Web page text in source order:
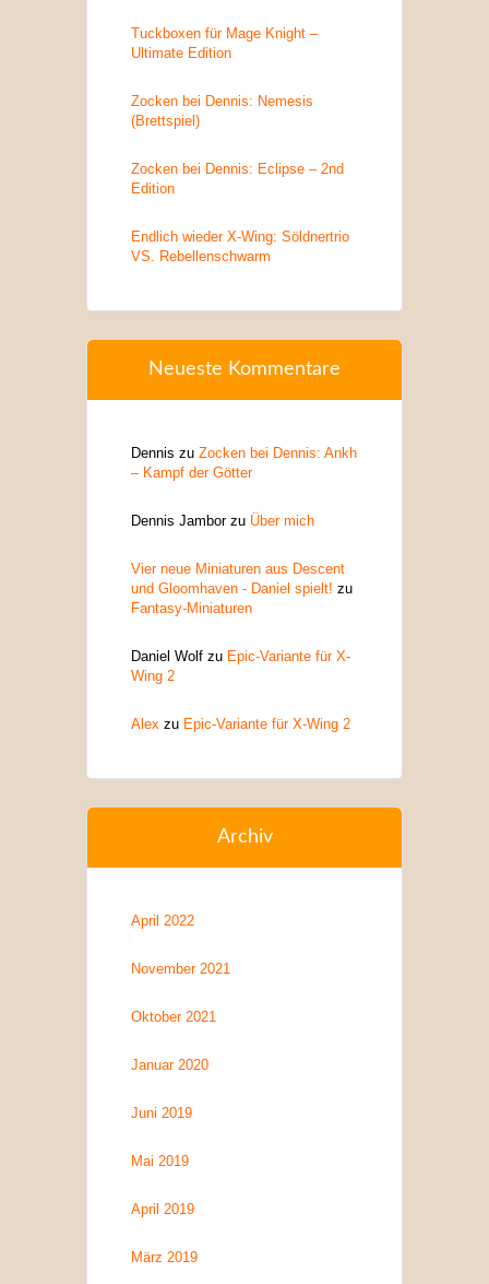
Tuckboxen für Mage Knight –
Ultimate Edition
Zocken bei Dennis: Nemesis
(Brettspiel)
Zocken bei Dennis: Eclipse – 2nd
Edition
Endlich wieder X-Wing: Söldnertrio
VS. Rebellenschwarm
Neueste Kommentare
Dennis zu Zocken bei Dennis: Ankh
– Kampf der Götter
Dennis Jamborzu Über mich
Vier neue Miniaturen aus Descent
und Gloomhaven - Daniel spielt! zu
Fantasy-Miniaturen
Daniel Wolf zu Epic-Variante für X-
Wing 2
Alex zu Epic-Variante für X-Wing 2
Archiv
April 2022
November 2021
Oktober 2021
Januar 2020
Juni 2019
Mai 2019
April 2019
März 2019